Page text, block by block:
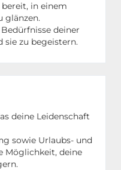
in einem
glänzen.
deiner
sie zu begeistern.
deine Leidenschaft
sowie Urlaubs- und
Möglichkeit, deine